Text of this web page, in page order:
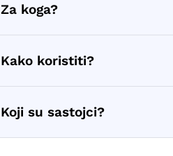
Za koga?
Kako koristiti?
Koji su sastojci?